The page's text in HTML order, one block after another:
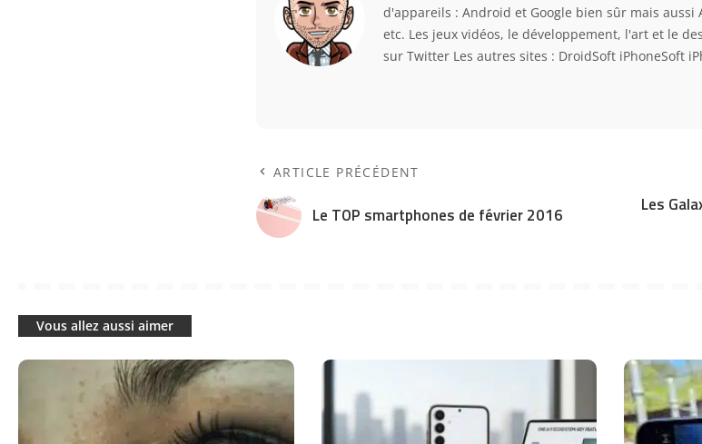
d'appareils : Android et Google bien sûr mais aussi
etc. Les jeux vidéos, le développement, l'art et le
sur Twitter Les autres sites : DroidSoft iPhoneSoft
ARTICLE PRÉCÉDENT
Le TOP smartphones de février 2016
Les
Vous allez aussi aimer